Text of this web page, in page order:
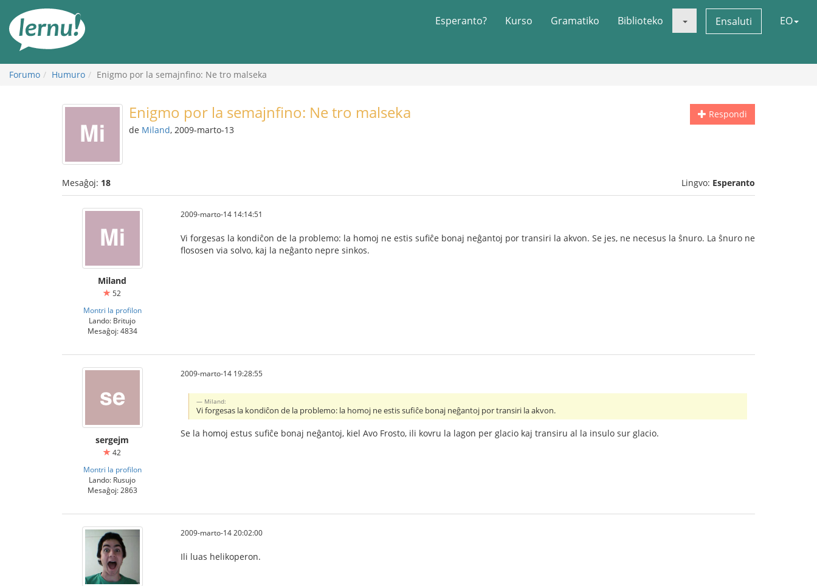
enhavo
Esperanto? Kurso Gramatiko Biblioteko Ensaluti EO
Forumo Humuro Enigmo por la semajnfino: Ne tro malseka
Respondi
Enigmo por la semajnfino: Ne tro malseka
de Miland, 2009-marto-13
Mesaĝoj: 18 Lingvo: Esperanto
Miland
52
Montri la profilon
Lando: Britujo
Mesaĝoj: 4834
2009-marto-14 14:14:51
Vi forgesas la kondiĉon de la problemo: la homoj ne estis sufiĉe bonaj neĝantoj por transiri la akvon. Se jes, ne necesus la ŝnuro. La ŝnuro ne
flososen via solvo, kaj la neĝanto nepre sinkos.
sergejm
42
Montri la profilon
Lando: Rusujo
Mesaĝoj: 2863
2009-marto-14 19:28:55
Miland:
Vi forgesas la kondiĉon de la problemo: la homoj ne estis sufiĉe bonaj neĝantoj por transiri la akvon.
Se la homoj estus sufiĉe bonaj neĝantoj, kiel Avo Frosto, ili kovru la lagon per glacio kaj transiru al la insulo sur glacio.
2009-marto-14 20:02:00
Ili luas helikoperon.